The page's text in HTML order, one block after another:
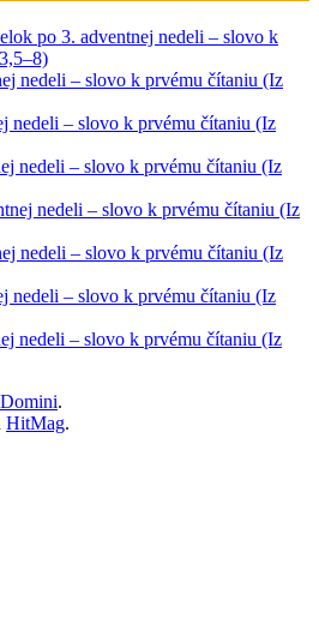
po 3. adventnej nedeli – slovo k
nedeli – slovo k prvému čítaniu (Iz
nedeli – slovo k prvému čítaniu (Iz
nedeli – slovo k prvému čítaniu (Iz
nedeli – slovo k prvému čítaniu (Iz
nedeli – slovo k prvému čítaniu (Iz
nedeli – slovo k prvému čítaniu (Iz
nedeli – slovo k prvému čítaniu (Iz
.
HitMag.